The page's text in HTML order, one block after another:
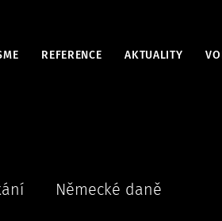
REFERENCE AKTUALITY
Německé daně